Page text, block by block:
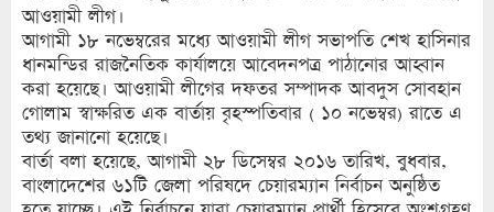
আওয়ামী লীগ।
আগামী ১৮ নভেম্বরের মধ্যে আওয়ামী লীগ সভাপতি শেখ হাসিনার
ধানমন্ডির রাজনৈতিক কার্যালয়ে আবেদনপত্র পাঠানোর আহ্বান
করা হয়েছে। আওয়ামী লীগের দফতর সম্পাদক আবদুস সোবহান
গোলাম স্বাক্ষরিত এক বার্তায় বৃহস্পতিবার ( ১০ নভেম্বর) রাতে এ
তথ্য জানানো হয়েছে।
বার্তা বলা হয়েছে, আগামী ২৮ ডিসেম্বর ২০১৬ তারিখ, বুধবার,
বাংলাদেশের ৬১টি জেলা পরিষদে চেয়ারম্যান নির্বাচন অনুষ্ঠিত